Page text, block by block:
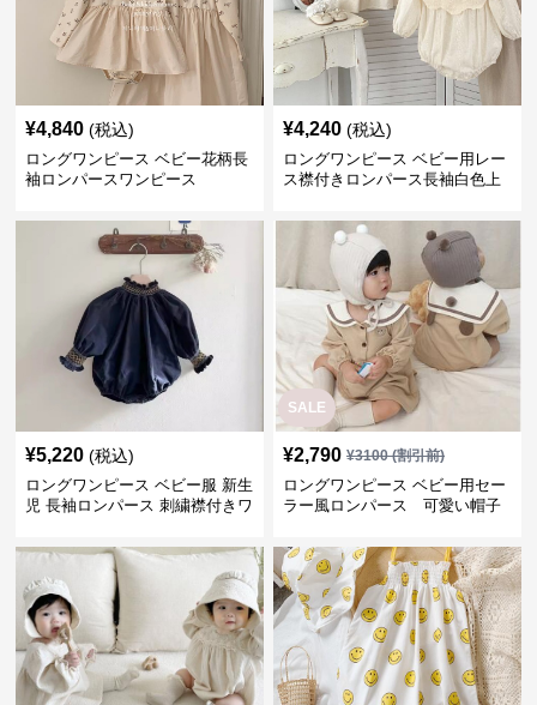
¥4,840 (税込)
ロングワンピース ベビー花柄長
袖ロンパースワンピース
¥4,240 (税込)
ロングワンピース ベビー用レー
ス襟付きロンパース長袖白色上
¥5,220 (税込)
ロングワンピース ベビー服 新生
児 長袖ロンパース 刺繍襟付きワ
SALE
¥2,790 ¥3100(割引前)
ロングワンピース ベビー用セー
ラー風ロンパース 可愛い帽子